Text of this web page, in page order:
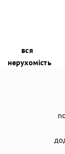
вся
нерухомість